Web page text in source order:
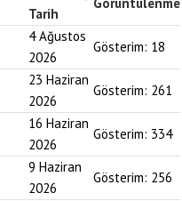
Tarih
4 Ağustos
2026
Gösterim: 18
23 Haziran
2026
Gösterim: 261
16 Haziran
2026
Gösterim: 334
9 Haziran
2026
Gösterim: 256